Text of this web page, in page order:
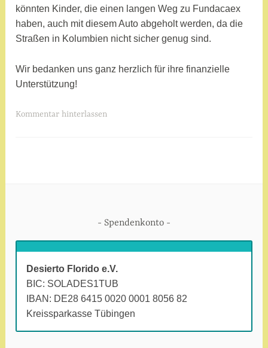
könnten Kinder, die einen langen Weg zu Fundacaex
haben, auch mit diesem Auto abgeholt werden, da die
Straßen in Kolumbien nicht sicher genug sind.
Wir bedanken uns ganz herzlich für ihre finanzielle
Unterstützung!
V
Kommentar hinterlassen
Spendenkonto
Desierto Florido e.V.
BIC: SOLADES1TUB
IBAN: DE28 6415 0020 0001 8056 82
Kreissparkasse Tübingen